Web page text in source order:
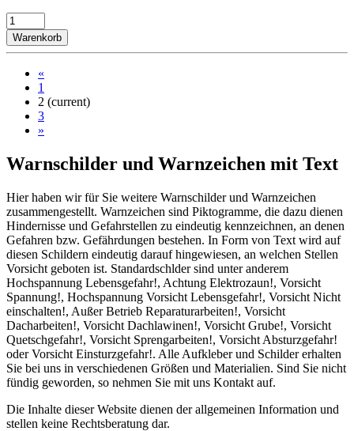
Warenkorb
«
1
2 (current)
3
»
Warnschilder und Warnzeichen mit Text
Hier haben wir für Sie weitere Warnschilder und Warnzeichen
zusammengestellt. Warnzeichen sind Piktogramme, die dazu dienen
Hindernisse und Gefahrstellen zu eindeutig kennzeichnen, an denen
Gefahren bzw. Gefährdungen bestehen. In Form von Text wird auf
diesen Schildern eindeutig darauf hingewiesen, an welchen Stellen
Vorsicht geboten ist. Standardschlder sind unter anderem
Hochspannung Lebensgefahr!, Achtung Elektrozaun!, Vorsicht
Spannung!, Hochspannung Vorsicht Lebensgefahr!, Vorsicht Nicht
einschalten!, Außer Betrieb Reparaturarbeiten!, Vorsicht
Dacharbeiten!, Vorsicht Dachlawinen!, Vorsicht Grube!, Vorsicht
Quetschgefahr!, Vorsicht Sprengarbeiten!, Vorsicht Absturzgefahr!
oder Vorsicht Einsturzgefahr!. Alle Aufkleber und Schilder erhalten
Sie bei uns in verschiedenen Größen und Materialien. Sind Sie nicht
fündig geworden, so nehmen Sie mit uns Kontakt auf.
Die Inhalte dieser Website dienen der allgemeinen Information und
stellen keine Rechtsberatung dar.